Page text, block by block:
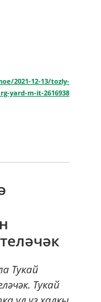
2021-12-13/tozly-
yard-m-it-2616938
Тукай
Тукай